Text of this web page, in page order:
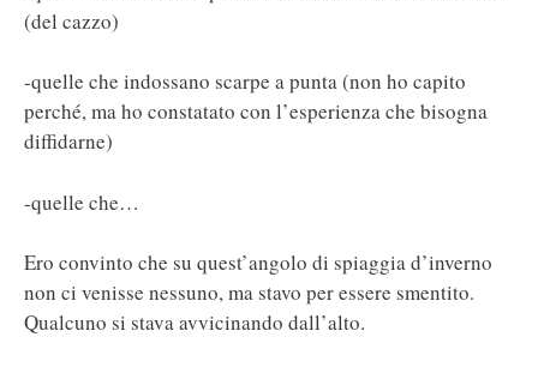
(del cazzo)
-quelle che indossano scarpe a punta (non ho capito
perché, ma ho constatato con l’esperienza che bisogna
diffidarne)
-quelle che…
Ero convinto che su quest’angolo di spiaggia d’inverno
non ci venisse nessuno, ma stavo per essere smentito.
Qualcuno si stava avvicinando dall’alto.